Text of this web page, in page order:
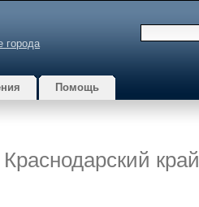
города
Помощь
край